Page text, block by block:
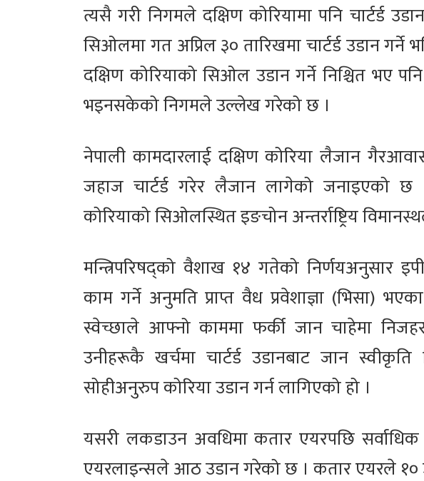
त्यसै गरी निगमले दक्षिण कोरियामा पनि चार्टर्ड
सिओलमा गत अप्रिल ३० तारिखमा चार्टर्ड उडान गर्ने
दक्षिण कोरियाको सिओल उडान गर्ने निश्चित भए
भइनसकेको निगमले उल्लेख गरेको छ ।
नेपाली कामदारलाई दक्षिण कोरिया लैजान
जहाज चार्टर्ड गरेर लैजान लागेको जनाइएको छ
कोरियाको सिओलस्थित इङचोन अन्तर्राष्ट्रिय
मन्त्रिपरिषद्को वैशाख १४ गतेको निर्णयअनुसार
काम गर्ने अनुमति प्राप्त वैध प्रवेशाज्ञा (भिसा)
स्वेच्छाले आफ्नो काममा फर्की जान चाहेमा
उनीहरूकै खर्चमा चार्टर्ड उडानबाट जान
सोहीअनुरुप कोरिया उडान गर्न लागिएको हो ।
यसरी लकडाउन अवधिमा कतार एयरपछि सर्वाधिक
एयरलाइन्सले आठ उडान गरेको छ । कतार एयरले १०